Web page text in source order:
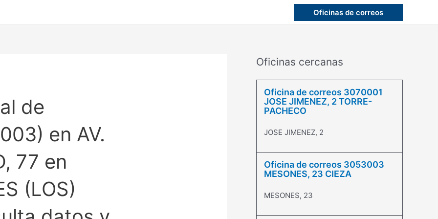
Oficinas de correos
de
en AV.
77 en
(LOS)
Oficinas cercanas
Oficina de correos 3070001
JOSE JIMENEZ, 2 TORRE-
PACHECO
JOSE JIMENEZ, 2
Oficina de correos 3053003
MESONES, 23 CIEZA
MESONES, 23